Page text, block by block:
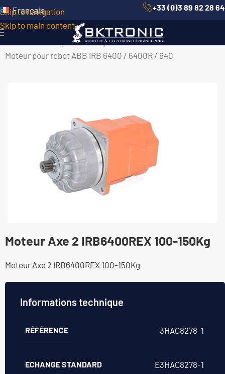
Skip to navigation
Skip to main content
Français +33 (0)3 89 82 28 64
Robotique Mécanique/Moteurs ABB
Moteur pour robot ABB IRB 6400 / 6400R / 640
Moteur Axe 2 IRB6400REX 100-150Kg
Moteur Axe 2 IRB6400REX 100-150Kg
Informations technique
RÉFÉRENCE 3HAC8278-1
ECHANGE STANDARD E3HAC8278-1